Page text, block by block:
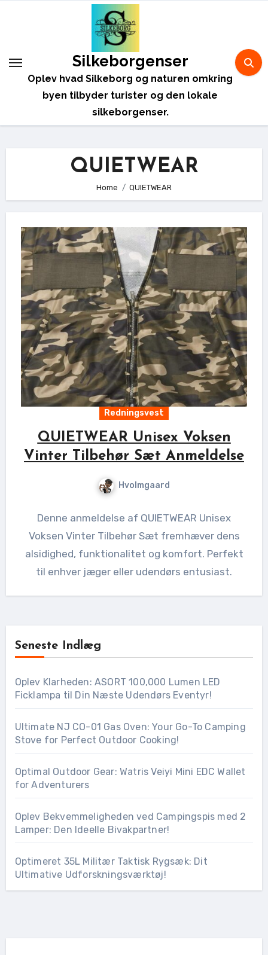
Silkeborgenser
Oplev hvad Silkeborg og naturen omkring
byen tilbyder turister og den lokale
silkeborgenser.
QUIETWEAR
Home QUIETWEAR
Redningsvest
QUIETWEAR Unisex Voksen
Vinter Tilbehør Sæt Anmeldelse
Hvolmgaard
Denne anmeldelse af QUIETWEAR Unisex
Voksen Vinter Tilbehør Sæt fremhæver dens
alsidighed, funktionalitet og komfort. Perfekt
til enhver jæger eller udendørs entusiast.
Seneste Indlæg
Oplev Klarheden: ASORT 100,000 Lumen LED
Ficklampa til Din Næste Udendørs Eventyr!
Ultimate NJ CO-01 Gas Oven: Your Go-To Camping
Stove for Perfect Outdoor Cooking!
Optimal Outdoor Gear: Watris Veiyi Mini EDC Wallet
for Adventurers
Oplev Bekvemmeligheden ved Campingspis med 2
Lamper: Den Ideelle Bivakpartner!
Optimeret 35L Militær Taktisk Rygsæk: Dit
Ultimative Udforskningsværktøj!